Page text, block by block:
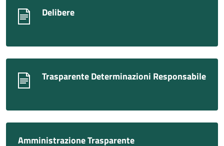
Delibere
Trasparente Determinazioni Responsabile
Amministrazione Trasparente